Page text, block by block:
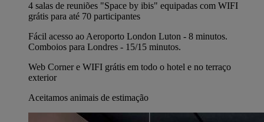
4 salas de reuniões "Space by ibis" equipadas com WIFI
grátis para até 70 participantes
Fácil acesso ao Aeroporto London Luton - 8 minutos.
Comboios para Londres - 15/15 minutos.
Web Corner e WIFI grátis em todo o hotel e no terraço
exterior
Aceitamos animais de estimação